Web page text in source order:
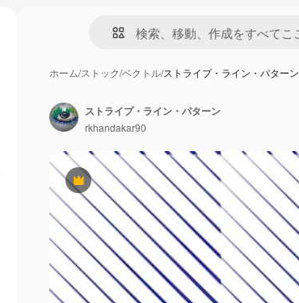
ホーム/ストック/ベクトル/ストライプ・ライン・パターン
Premium
ストライプ・ライン・パターン
rkhandakar90